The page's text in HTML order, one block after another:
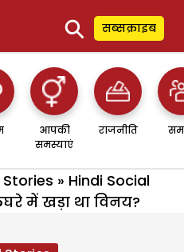
⚲ सब्सक्राइब
आपकी
समस्याएं
राजनीति
» Hindi Social
में खड़ा था विनय?